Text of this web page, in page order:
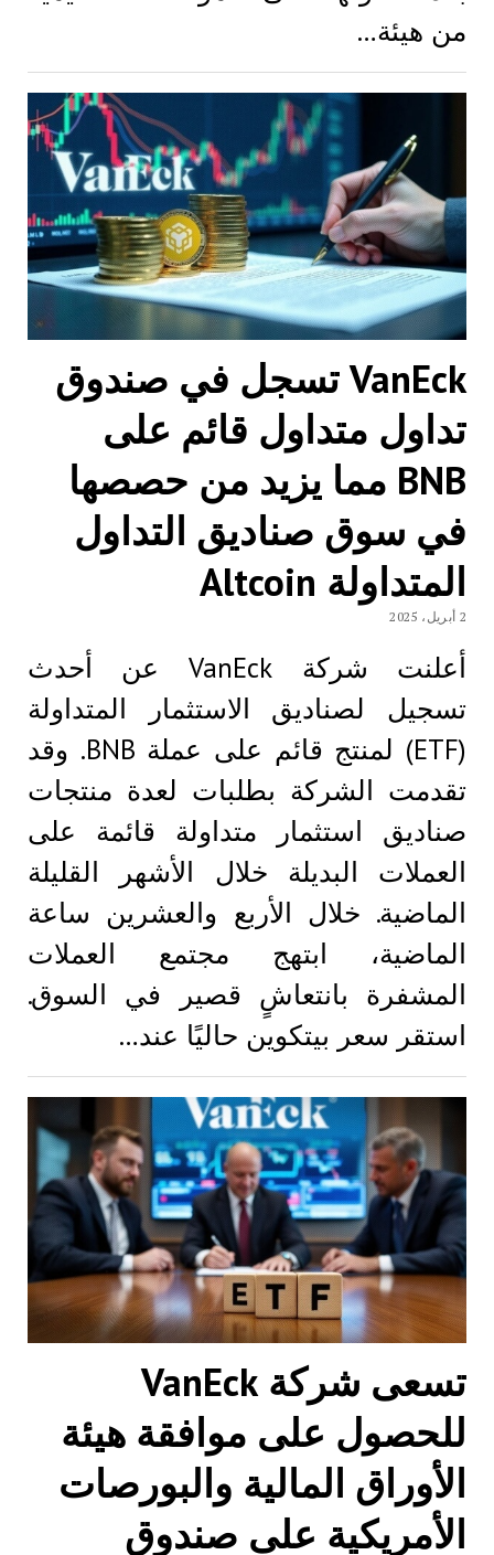
من هيئة…
VanEck تسجل في صندوق
تداول متداول قائم على
BNB مما يزيد من حصصها
في سوق صناديق التداول
المتداولة Altcoin
2 أبريل، 2025
أعلنت شركة VanEck عن أحدث
تسجيل لصناديق الاستثمار المتداولة
(ETF) لمنتج قائم على عملة BNB. وقد
تقدمت الشركة بطلبات لعدة منتجات
صناديق استثمار متداولة قائمة على
العملات البديلة خلال الأشهر القليلة
الماضية. خلال الأربع والعشرين ساعة
الماضية، ابتهج مجتمع العملات
المشفرة بانتعاشٍ قصير في السوق.
استقر سعر بيتكوين حاليًا عند…
تسعى شركة VanEck
للحصول على موافقة هيئة
الأوراق المالية والبورصات
الأمريكية على صندوق